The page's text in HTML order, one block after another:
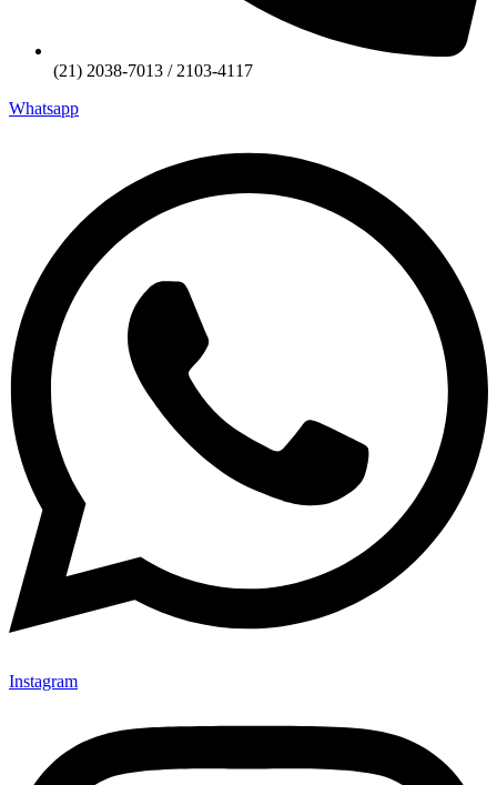
(21) 2038-7013 / 2103-4117
Whatsapp
Instagram